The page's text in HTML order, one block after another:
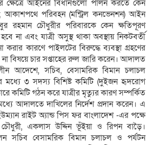
ক্ষেত্রে আইনের বিধানগুলো পালন করতে কেন
আকাশপথে পরিবহন (মন্ট্রিল কনভেনশন) আইন
রহমান চৌধুরীর পরিবারকে কেন ক্ষতিপূরণ
না এবং যাত্রী অসুস্থ থাকা অবস্থায় নিকটবর্তী
কারণে পাইলটের বিরুদ্ধে ব্যবস্থা গ্রহণের
না বিষয়ে চার সপ্তাহের রুল জারি করেন। আদালত
আদেশে, সচিব, বেসামরিক বিমান চলাচল
মধ্যে ৩ সদস্য বিশিষ্ট কমিটি (দুইজন হৃদরোগ
কমিটি গঠন করে যাত্রীর মৃত্যুর কারণ সম্পর্কিত
আদালতে দাখিলের নির্দেশ প্রদান করেন। এ
রাইট অ্যান্ড পিস ফর বাংলাদেশ -এর পক্ষে
একলাস উদ্দিন ভূঁইয়া ও রিপন বাড়ৈ।
সচিব বেসামরিক বিমান চলাচল ও পর্যটন